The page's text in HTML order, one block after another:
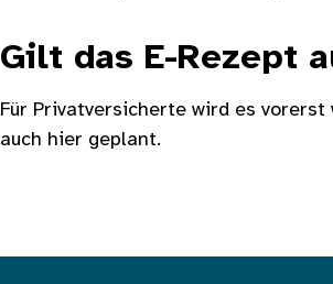
Gilt das E-Rezept
Für Privatversicherte wird es
auch hier geplant.